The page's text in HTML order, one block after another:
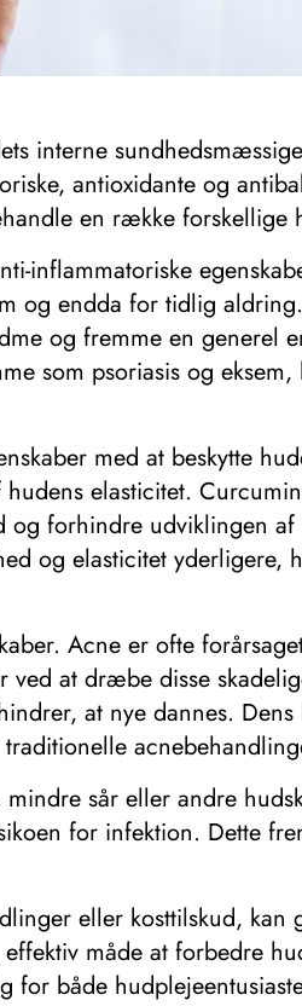
interne
antioxidante og
en række forskellige
inflammatoriske
og endda for tidlig
og fremme en generel
som psoriasis og eksem,
med at beskytte
elasticitet.
og forhindre udviklingen
og elasticitet yderligere,
Acne er ofte
at dræbe disse
at nye dannes.
sår eller andre
for infektion. Dette
eller kosttilskud, kan
måde at forbedre
både